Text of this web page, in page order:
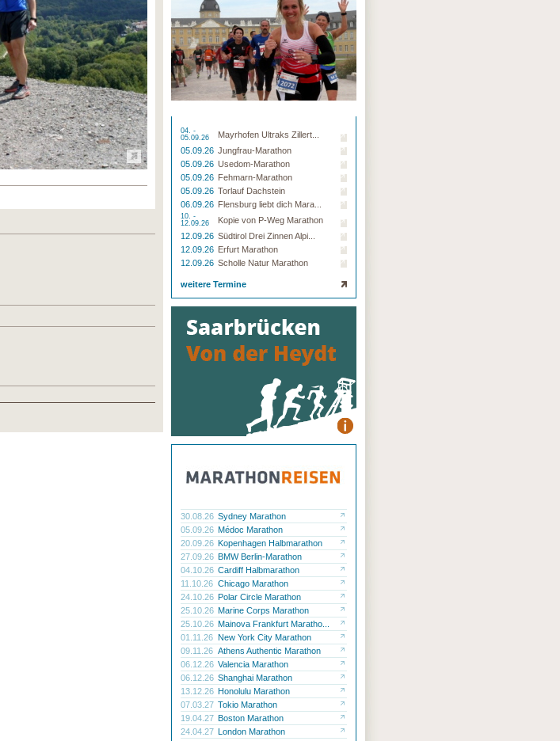
04. -
05.09.26
Mayrhofen Ultraks Zillert...
05.09.26 Jungfrau-Marathon
05.09.26 Usedom-Marathon
05.09.26 Fehmarn-Marathon
05.09.26 Torlauf Dachstein
06.09.26 Flensburg liebt dich Mara...
10. -
12.09.26
Kopie von P-Weg Marathon
12.09.26 Südtirol Drei Zinnen Alpi...
12.09.26 Erfurt Marathon
12.09.26 Scholle Natur Marathon
weitere Termine
30.08.26 Sydney Marathon
05.09.26 Médoc Marathon
20.09.26 Kopenhagen Halbmarathon
27.09.26 BMW Berlin-Marathon
04.10.26 Cardiff Halbmarathon
11.10.26 Chicago Marathon
24.10.26 Polar Circle Marathon
25.10.26 Marine Corps Marathon
25.10.26 Mainova Frankfurt Maratho...
01.11.26 New York City Marathon
09.11.26 Athens Authentic Marathon
06.12.26 Valencia Marathon
06.12.26 Shanghai Marathon
13.12.26 Honolulu Marathon
07.03.27 Tokio Marathon
19.04.27 Boston Marathon
24.04.27 London Marathon